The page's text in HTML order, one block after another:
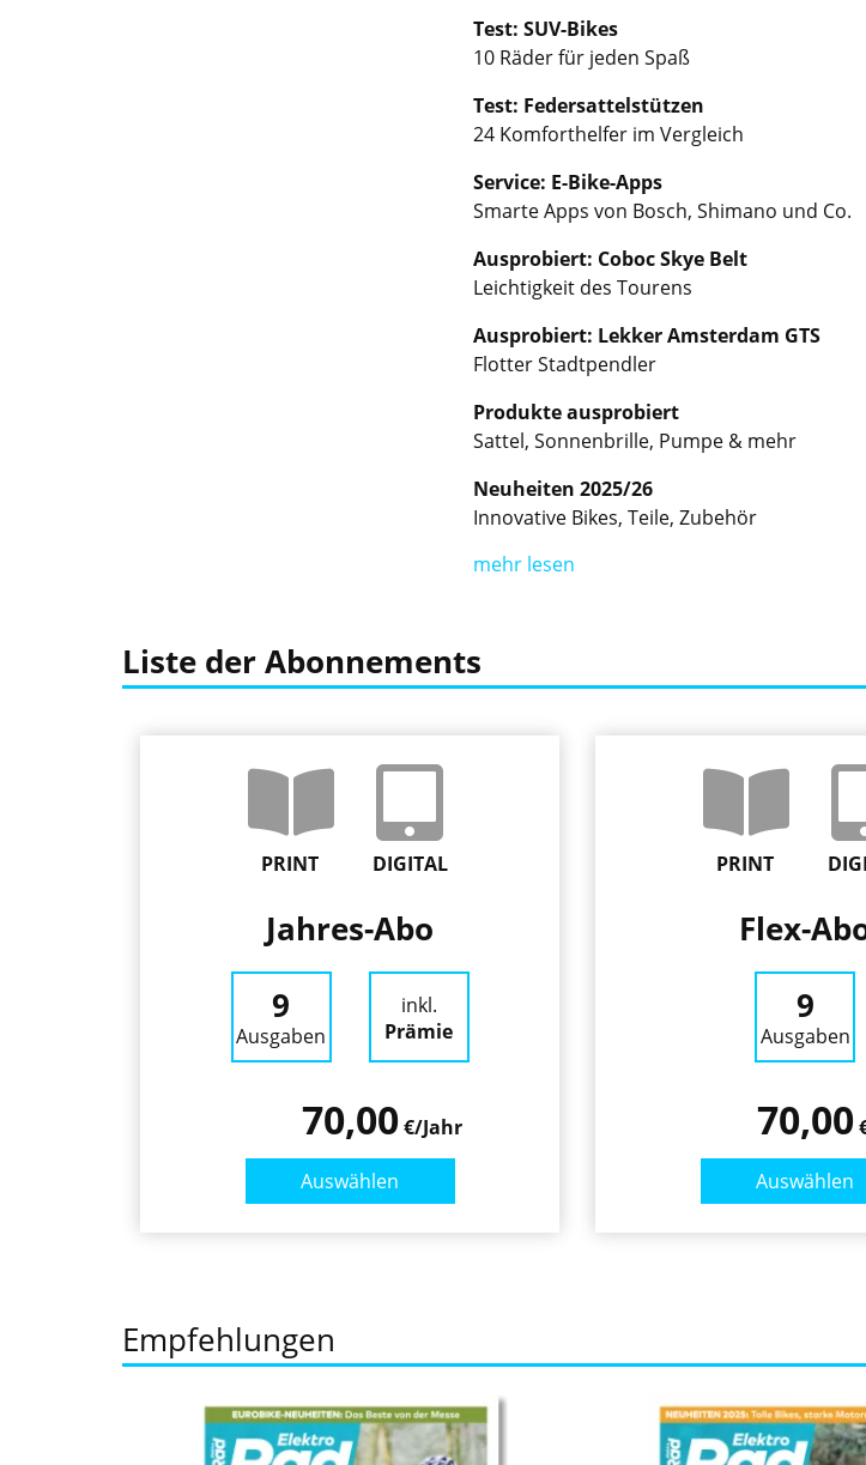
Test: SUV-Bikes
10 Räder für jeden Spaß
Test: Federsattelstützen
24 Komforthelfer im Vergleich
Service: E-Bike-Apps
Smarte Apps von Bosch, Shimano und Co.
Ausprobiert: Coboc Skye Belt
Leichtigkeit des Tourens
Ausprobiert: Lekker Amsterdam GTS
Flotter Stadtpendler
Produkte ausprobiert
Sattel, Sonnenbrille, Pumpe & mehr
Neuheiten 2025/26
Innovative Bikes, Teile, Zubehör
mehr lesen
Liste der Abonnements
PRINT DIGITAL
Jahres-Abo
9
Ausgaben
inkl.
Prämie
70,00€/Jahr
Auswählen
PRINT
Flex-
9
Ausgaben
70,00
Auswählen
Empfehlungen